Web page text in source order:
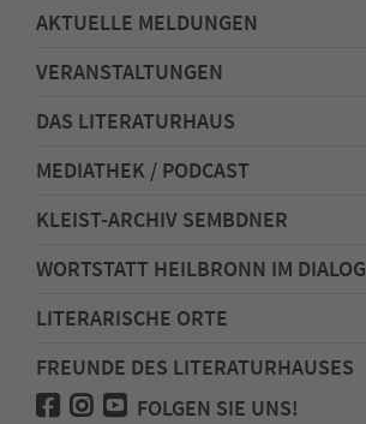
AKTUELLE MELDUNGEN
VERANSTALTUNGEN
DAS LITERATURHAUS
MEDIATHEK / PODCAST
KLEIST-ARCHIV SEMBDNER
WORTSTATT HEILBRONN IM DIALOG
LITERARISCHE ORTE
FREUNDE DES LITERATURHAUSES
FOLGEN SIE UNS!